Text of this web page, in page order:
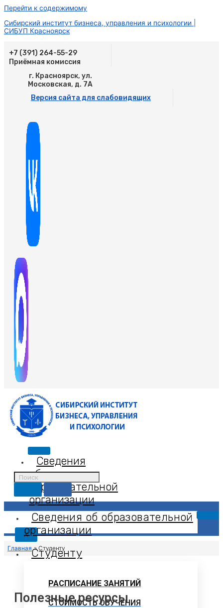
Перейти к содержимому
Сибирский институт бизнеса, управления и психологии |
СИБУП Красноярск
+7 (391) 264-55-29
Приёмная комиссия
г. Красноярск, ул.
Московская, д. 7А
Версия сайта для слабовидящих
Сведения
об
образовательной
организации
X
Сведения об образовательной
организации
Студенту
РАСПИСАНИЕ ЗАНЯТИЙ
СТОИМОСТЬ ОБУЧЕНИЯ
Главная Студенту
Полезные ресурсы